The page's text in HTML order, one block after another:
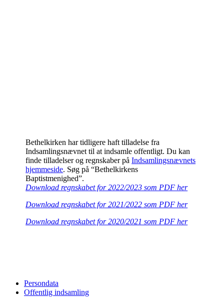
Bethelkirken har tidligere haft tilladelse fra
Indsamlingsnævnet til at indsamle offentligt. Du kan
finde tilladelser og regnskaber påIndsamlingsnævnets
hjemmeside. Søg på “Bethelkirkens
Baptistmenighed”.
Download regnskabet for 2022/2023 som PDF her
Download regnskabet for 2021/2022 som PDF her
Download regnskabet for 2020/2021 som PDF her
Persondata
Offentlig indsamling